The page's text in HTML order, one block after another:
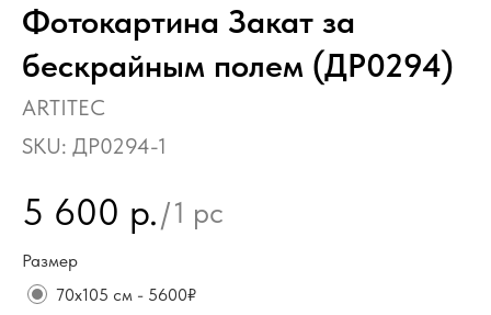
Фотокартина Закат за
бескрайным полем (ДР0294)
ARTITEC
SKU: ДР0294-1
5 600 р./1 pc
Размер
70х105 см - 5600₽